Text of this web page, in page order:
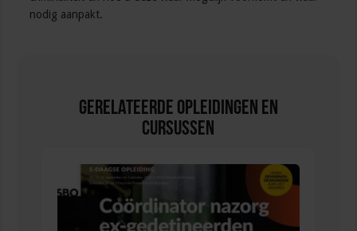
nodig aanpakt.
Gerelateerde Opleidingen en
Cursussen